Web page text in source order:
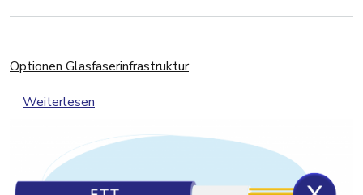
Optionen Glasfaserinfrastruktur
Weiterlesen